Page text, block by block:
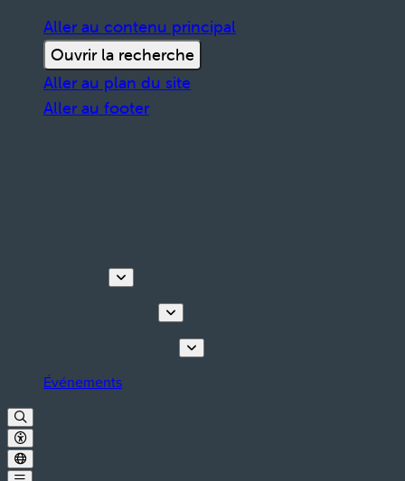
Aller au contenu principal
Ouvrir la recherche
Aller au plan du site
Aller au footer
Événements